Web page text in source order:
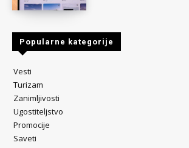
Popularne kategorije
Vesti
Turizam
Zanimljivosti
Ugostiteljstvo
Promocije
Saveti